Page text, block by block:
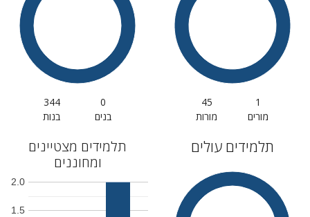
1
מורים
45
מורות
0
בנים
344
בנות
תלמידים עולים
תלמידים מצטיינים
ומחוננים
1.5
2.0